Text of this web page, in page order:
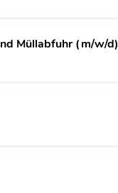
Müllabfuhr (m/w/d)